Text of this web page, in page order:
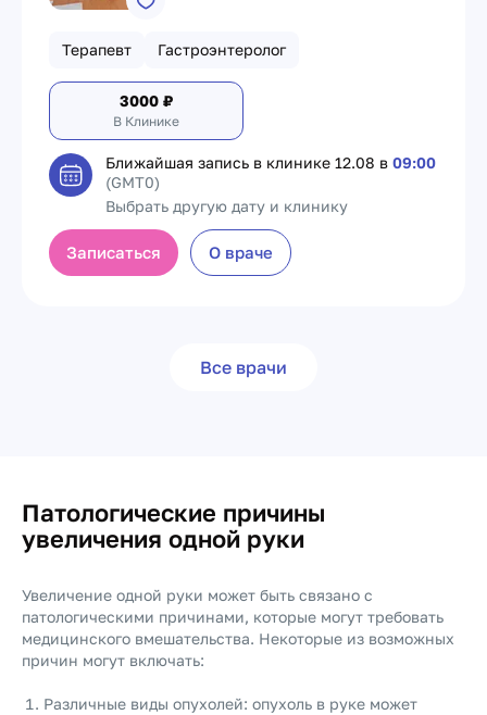
Терапевт Гастроэнтеролог
3000 ₽
В Клинике
Ближайшая запись в клинике 12.08 в 09:00
(GMT0)
Выбрать другую дату и клинику
Записаться О враче
Все врачи
Патологические причины
увеличения одной руки
Увеличение одной руки может быть связано с
патологическими причинами, которые могут требовать
медицинского вмешательства. Некоторые из возможных
причин могут включать:
Различные виды опухолей: опухоль в руке может